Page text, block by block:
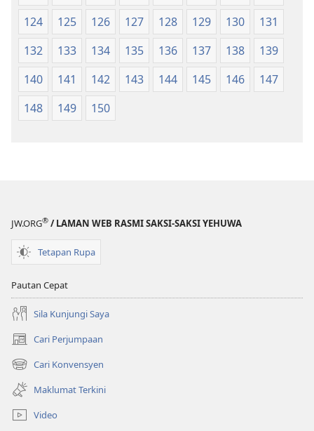
124
125 126 127 128 129 130
131
132
133 134 135 136 137 138
139
140
141 142 143 144 145 146
147
148
149 150
JW.ORG® / LAMAN WEB RASMI SAKSI-SAKSI YEHUWA
Tetapan Rupa
Pautan Cepat
Sila Kunjungi Saya
Cari Perjumpaan
(membuka
tetingkap
baharu)
Cari Konvensyen
(membuka
tetingkap
baharu)
Maklumat Terkini
Video